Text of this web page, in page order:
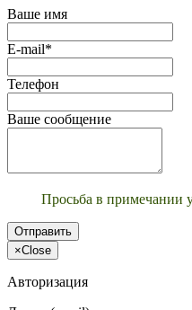
Ваше имя
E-mail*
Телефон
Ваше сообщение
Просьба в примечании
Отправить
×Close
Авторизация